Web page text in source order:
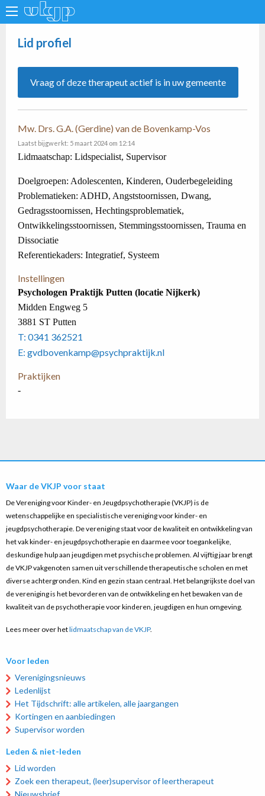
Lid profiel
Vraag of deze therapeut actief is in uw gemeente
Mw. Drs. G.A. (Gerdine) van de Bovenkamp-Vos
Laatst bijgwerkt: 5 maart 2024 om 12:14
Lidmaatschap: Lidspecialist, Supervisor
Doelgroepen: Adolescenten, Kinderen, Ouderbegeleiding
Problematieken: ADHD, Angststoornissen, Dwang,
Gedragsstoornissen, Hechtingsproblematiek,
Ontwikkelingsstoornissen, Stemmingsstoornissen, Trauma en
Dissociatie
Referentiekaders: Integratief, Systeem
Instellingen
Psychologen Praktijk Putten (locatie Nijkerk)
Midden Engweg 5
3881 ST Putten
T: 0341 362521
E: gvdbovenkamp@psychpraktijk.nl
Praktijken
-
Waar de VKJP voor staat
De Vereniging voor Kinder- en Jeugdpsychotherapie (VKJP) is de
wetenschappelijke en specialistische vereniging voor kinder- en
jeugdpsychotherapie. De vereniging staat voor de kwaliteit en ontwikkeling van
het vak kinder- en jeugdpsychotherapie en daarmee voor toegankelijke,
deskundige hulp aan jeugdigen met psychische problemen. Al vijftig jaar brengt
de VKJP vakgenoten samen uit verschillende therapeutische scholen en met
diverse achtergronden. Kind en gezin staan centraal. Het belangrijkste doel van
de vereniging is het bevorderen van de ontwikkeling en het bewaken van de
kwaliteit van de psychotherapie voor kinderen, jeugdigen en hun omgeving.
Lees meer over hetlidmaatschap van de VKJP.
Voor leden
Verenigingsnieuws
Ledenlijst
Het Tijdschrift: alle artikelen, alle jaargangen
Kortingen en aanbiedingen
Supervisor worden
Leden & niet-leden
Lid worden
Zoek een therapeut, (leer)supervisor of leertherapeut
Nieuwsbrief